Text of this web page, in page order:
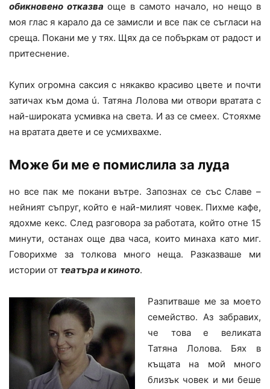
обикновено отказва още в самото начало, но нещо в
моя глас я карало да се замисли и все пак се съгласи на
среща. Покани ме у тях. Щях да се побъркам от радост и
притеснение.
Купих огромна саксия с някакво красиво цвете и почти
затичах към дома ú. Татяна Лолова ми отвори вратата с
най-широката усмивка на света. И аз се смеех. Стояхме
на вратата двете и се усмихвахме.
Може би ме е помислила за луда
но все пак ме покани вътре. Запознах се със Славе –
нейният съпруг, който е най-милият човек. Пихме кафе,
ядохме кекс. След разговора за работата, който отне 15
минути, останах още два часа, които минаха като миг.
Говорихме за толкова много неща. Разказваше ми
истории от театъра и киното.
Разпитваше ме за моето
семейство. Аз забравих,
че това е великата
Татяна Лолова. Бях в
къщата на мой много
близък човек и ми беше